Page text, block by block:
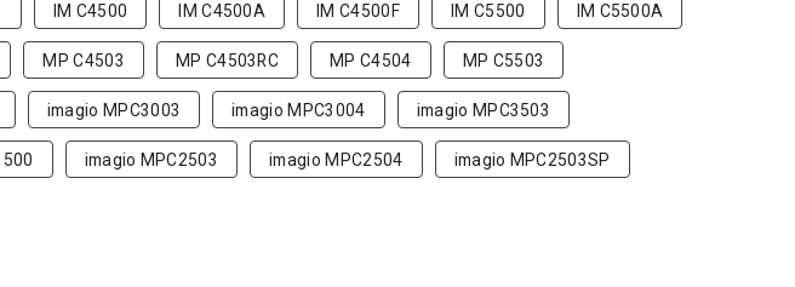
IM C4500 IM C4500A IM C4500F IM C5500 IM C5500A
MP C4503 MP C4503RC MP C4504 MP C5503
imagio MPC3003 imagio MPC3004 imagio MPC3503
imagio MPC2503 imagio MPC2504 imagio MPC2503SP